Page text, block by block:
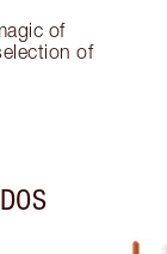
of
of